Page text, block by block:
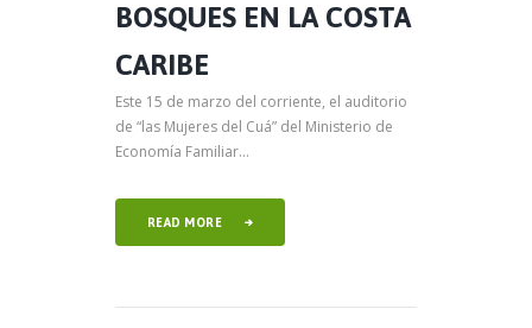
BOSQUES EN LA COSTA
CARIBE
Este 15 de marzo del corriente, el auditorio
de “las Mujeres del Cuá” del Ministerio de
Economía Familiar...
READ MORE